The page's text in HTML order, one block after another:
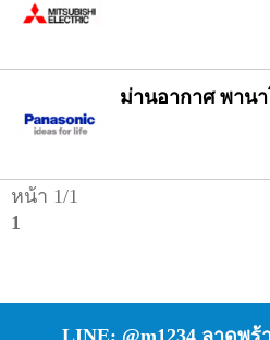
ม่านอากาศ พาน
หน้า 1/1
1